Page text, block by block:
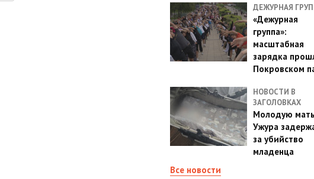
ДЕЖУРНАЯ
«Дежурная
группа»:
масштабная
зарядка
Покровском
НОВОСТИ В
ЗАГОЛОВКАХ
Молодую
Ужура
за убийство
младенца
Все новости